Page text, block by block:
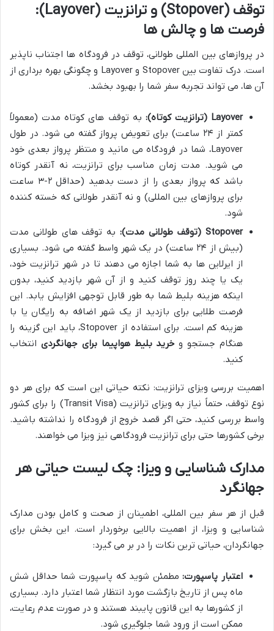
توقف (Stopover) و ترانزیت (Layover):
فرصت ها و چالش ها
در پروازهای بین المللی طولانی، توقف در فرودگاه ها اجتناب ناپذیر
است. درک تفاوت بین Stopover و Layover و چگونگی بهره برداری از
آن ها، می تواند تجربه سفر شما را بهبود بخشد.
Layover (ترانزیت کوتاه):
به توقف های کوتاه مدت (معمولاً
کمتر از ۲۴ ساعت) برای تعویض پرواز گفته می شود. در طول
Layover، شما در فرودگاه می مانید و منتظر پرواز بعدی خود
می شوید. مدت زمان مناسب برای ترانزیت، نه آنقدر کوتاه
باشد که پرواز بعدی را از دست بدهید (حداقل ۲-۳ ساعت
برای پروازهای بین المللی) و نه آنقدر طولانی که خسته کننده
شود.
Stopover (توقف طولانی مدت):
به توقف های طولانی مدت
(بیش از ۲۴ ساعت) در یک شهر واسط گفته می شود. بسیاری
از ایرلاین ها به شما اجازه می دهند تا در شهر ترانزیت خود،
یک یا چند روز توقف کنید و از آن شهر بازدید کنید، بدون
اینکه هزینه بلیط شما به طور قابل توجهی افزایش یابد. این
فرصت طلایی برای بازدید از یک شهر اضافه به رایگان یا با
هزینه کم است. برای استفاده از Stopover، باید این گزینه را
هنگام جستجو و خرید بلیط هواپیما برای جهانگردی انتخاب
کنید.
اهمیت بررسی ویزای ترانزیت: نکته حیاتی این است که برای هر دو
نوع توقف، حتماً نیاز به ویزای ترانزیت (Transit Visa) را برای کشور
واسط بررسی کنید، حتی اگر قصد خروج از فرودگاه را نداشته باشید.
برخی کشورها حتی برای ترانزیت فرودگاهی نیز ویزا می خواهند.
مدارک شناسایی و ویزا: چک لیست حیاتی هر
جهانگرد
قبل از هر سفر بین المللی، اطمینان از صحت و کامل بودن مدارک
شناسایی و ویزا، از اهمیت بالایی برخوردار است. این بخش برای
جهانگردان، حیاتی ترین نکات را در بر می گیرد:
اعتبار پاسپورت:مطمئن شوید که پاسپورت شما حداقل شش
ماه پس از تاریخ بازگشت مورد انتظار شما اعتبار دارد. بسیاری
از کشورها به این قانون پایبند هستند و در صورت عدم رعایت،
ممکن است از ورود شما جلوگیری شود.